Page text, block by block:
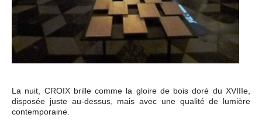
La nuit, CROIX brille comme la gloire de bois doré du XVIIIe,
disposée juste au-dessus, mais avec une qualité de lumière
contemporaine.